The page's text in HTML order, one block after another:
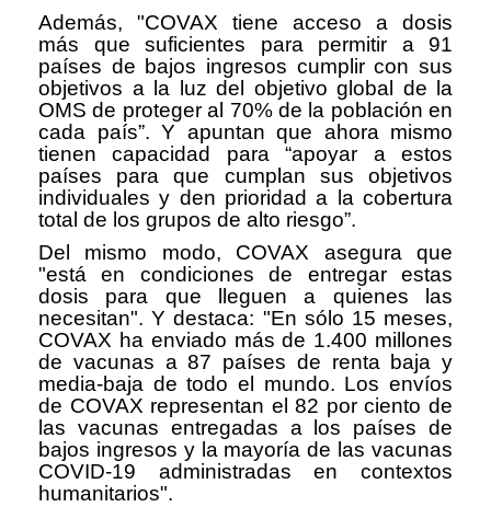
Además, "COVAX tiene acceso a dosis
más que suficientes para permitir a 91
países de bajos ingresos cumplir con sus
objetivos a la luz del objetivo global de la
OMS de proteger al 70% de la población en
cada país”. Y apuntan que ahora mismo
tienen capacidad para “apoyar a estos
países para que cumplan sus objetivos
individuales y den prioridad a la cobertura
total de los grupos de alto riesgo”.
Del mismo modo, COVAX asegura que
"está en condiciones de entregar estas
dosis para que lleguen a quienes las
necesitan". Y destaca: "En sólo 15 meses,
COVAX ha enviado más de 1.400 millones
de vacunas a 87 países de renta baja y
media-baja de todo el mundo. Los envíos
de COVAX representan el 82 por ciento de
las vacunas entregadas a los países de
bajos ingresos y la mayoría de las vacunas
COVID-19 administradas en contextos
humanitarios".